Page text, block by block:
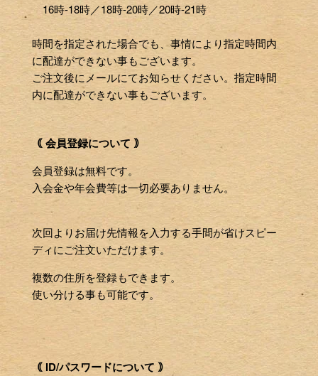
16時-18時／18時-20時／20時-21時
時間を指定された場合でも、事情により指定時間内
に配達ができない事もございます。
ご注文後にメールにてお知らせください。指定時間
内に配達ができない事もございます。
｟ 会員登録について ｠
会員登録は無料です。
入会金や年会費等は一切必要ありません。
次回よりお届け先情報を入力する手間が省けスピー
ディにご注文いただけます。
複数の住所を登録もできます。
使い分ける事も可能です。
｟ ID/パスワードについて ｠